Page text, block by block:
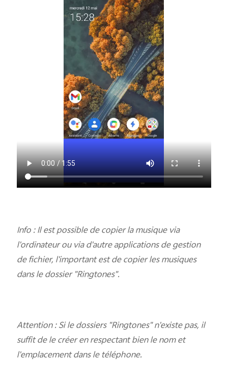
Info : Il est possible de copier la musique via
l'ordinateur ou via d'autre applications de gestion
de fichier, l'important est de copier les musiques
dans le dossier "Ringtones".
Attention : Si le dossiers "Ringtones" n'existe pas, il
suffit de le créer en respectant bien le nom et
l'emplacement dans le téléphone.